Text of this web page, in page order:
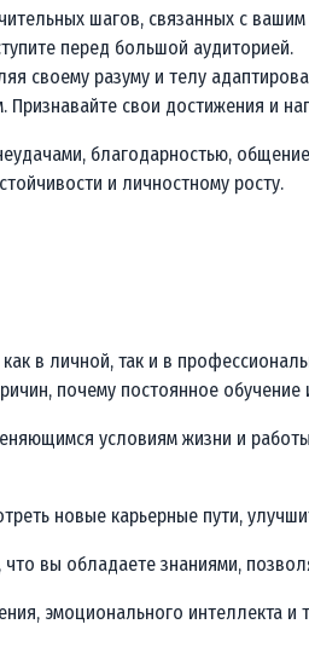
шагов, связанных с
перед большой аудиторией.
своему разуму и телу
свои достижения и
благодарностью,
и личностному росту.
в личной, так и в
почему постоянное
условиям жизни и
новые карьерные пути,
вы обладаете знаниями,
эмоционального интеллекта и